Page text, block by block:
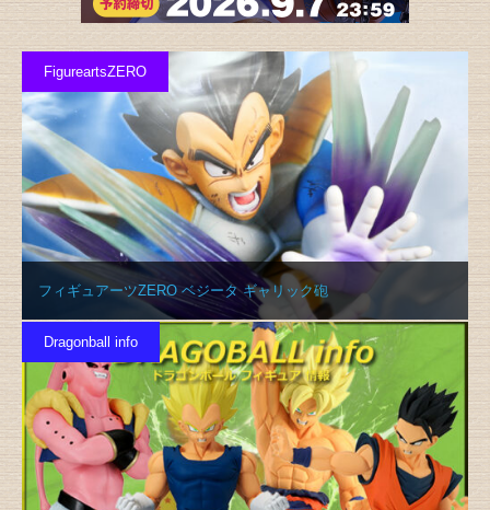
FigureartsZERO
フィギュアーツZERO ベジータ ギャリック砲
Dragonball info